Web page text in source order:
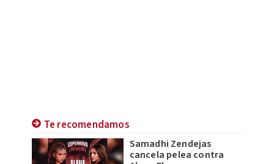
Te recomendamos
Samadhi Zendejas
cancela pelea contra